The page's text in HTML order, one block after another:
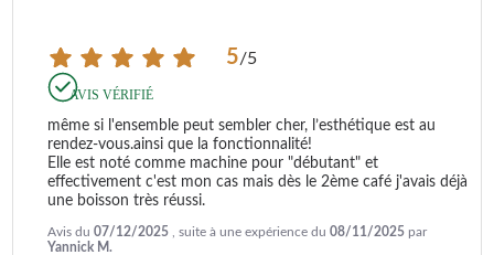
5/5
AVIS VÉRIFIÉ
même si l'ensemble peut sembler cher, l’esthétique est au
rendez-vous.ainsi que la fonctionnalité!
Elle est noté comme machine pour "débutant" et
effectivement c'est mon cas mais dès le 2ème café j'avais déjà
une boisson très réussi.
Avis du 07/12/2025 , suite à une expérience du 08/11/2025 par
Yannick M.